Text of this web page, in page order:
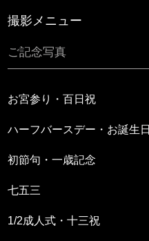
撮影メニュー
ご記念写真
お宮参り・百日祝
ハーフバースデー・お誕生日
初節句・一歳記念
七五三
1/2成人式・十三祝